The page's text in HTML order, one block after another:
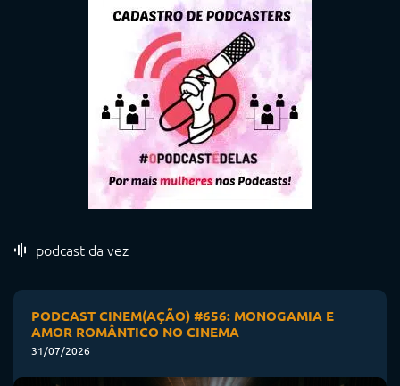
podcast da vez
PODCAST CINEM(AÇÃO) #656: MONOGAMIA E
AMOR ROMÂNTICO NO CINEMA
31/07/2026